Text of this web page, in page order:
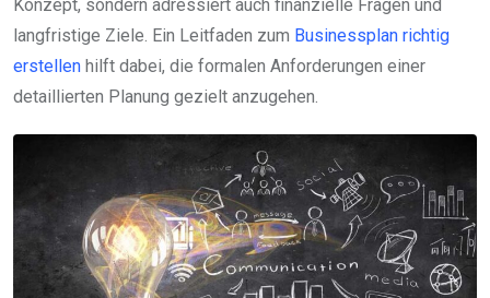
Konzept, sondern adressiert auch finanzielle Fragen und
langfristige Ziele. Ein Leitfaden zum Businessplan richtig
erstellen hilft dabei, die formalen Anforderungen einer
detaillierten Planung gezielt anzugehen.